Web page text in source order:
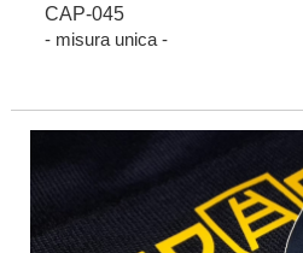
CAP-045
- misura unica -